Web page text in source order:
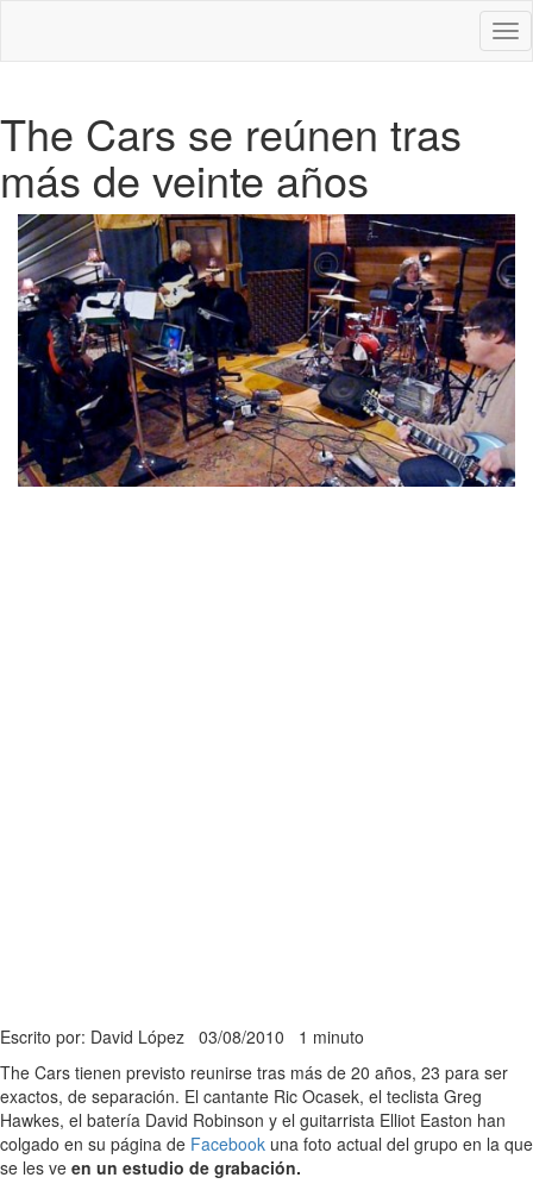
The Cars se reúnen tras
más de veinte años
Escrito por: David López 03/08/2010 1 minuto
The Cars tienen previsto reunirse tras más de 20 años, 23 para ser
exactos, de separación. El cantante Ric Ocasek, el teclista Greg
Hawkes, el batería David Robinson y el guitarrista Elliot Easton han
colgado en su página de Facebook una foto actual del grupo en la que
se les ve en un estudio de grabación.